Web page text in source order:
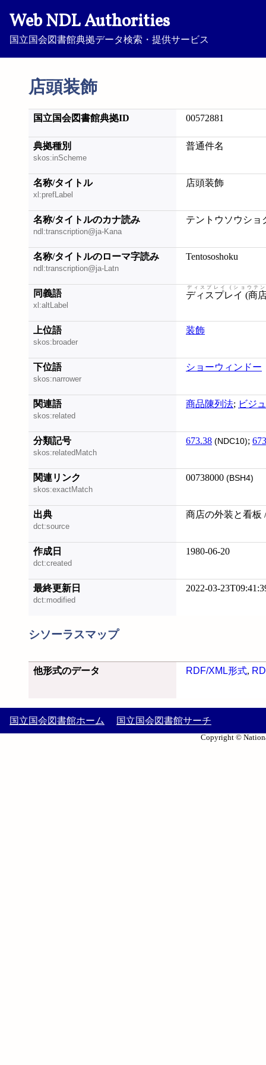
Web NDL Authorities
国立国会図書館典拠データ検索・提供サービス
店頭装飾
国立国会図書館典拠ID 00572881
典拠種別
skos:inScheme
普通件名
名称/タイトル
xl:prefLabel
店頭装飾
名称/タイトルのカナ読み
ndl:transcription@ja-Kana
テントウソウショ
名称/タイトルのローマ字読み
ndl:transcription@ja-Latn
Tentososhoku
同義語
xl:altLabel
ディスプレイ (商
ディスプレイ (ショウテ
上位語
skos:broader
装飾
下位語
skos:narrower
ショーウィンドー
関連語
skos:related
商品陳列法; ビジ
分類記号
skos:relatedMatch
673.38 (NDC10);
関連リンク
skos:exactMatch
00738000 (BSH4)
出典
dct:source
商店の外装と看板
作成日
dct:created
1980-06-20
最終更新日
dct:modified
2022-03-
シソーラスマップ
他形式のデータ RDF/XML形式,
国立国会図書館ホーム 国立国会図書館サーチ
Copyright ©